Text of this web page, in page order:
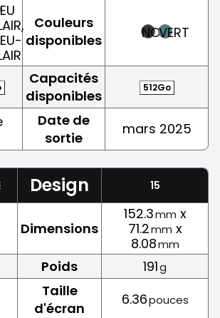
Couleurs
disponibles
NOIRVERT
Capacités
disponibles
512Go
Date de
sortie
mars 2025
Design 15
Dimensions
152.3mm x
71.2mm x
8.08mm
Poids 191g
Taille
d'écran
6.36pouces